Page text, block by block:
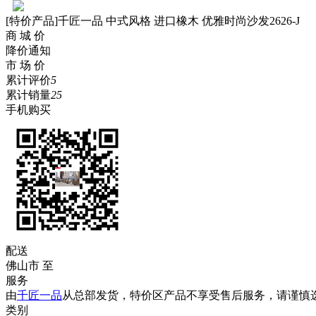
[特价产品]千匠一品 中式风格 进口橡木 优雅时尚沙发2626-J
商 城 价
降价通知
市 场 价
累计评价5
累计销量25
手机购买
配送
佛山市 至
服务
由千匠一品从总部发货，特价区产品不享受售后服务，请谨慎
类别